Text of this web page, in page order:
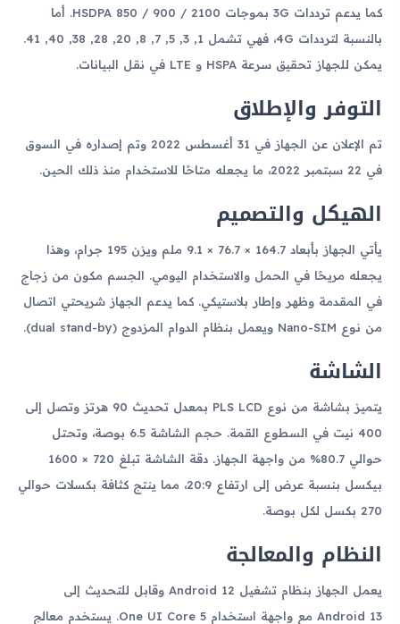
كما يدعم ترددات 3G بموجات HSDPA 850 / 900 / 2100. أما
بالنسبة لترددات 4G، فهي تشمل 1, 3, 5, 7, 8, 20, 28, 38, 40, 41.
يمكن للجهاز تحقيق سرعة HSPA و LTE في نقل البيانات.
التوفر والإطلاق
تم الإعلان عن الجهاز في 31 أغسطس 2022 وتم إصداره في السوق
في 22 سبتمبر 2022، ما يجعله متاحًا للاستخدام منذ ذلك الحين.
الهيكل والتصميم
يأتي الجهاز بأبعاد 164.7 × 76.7 × 9.1 ملم ويزن 195 جرام، وهذا
يجعله مريحًا في الحمل والاستخدام اليومي. الجسم مكون من زجاج
في المقدمة وظهر وإطار بلاستيكي. كما يدعم الجهاز شريحتي اتصال
من نوع Nano-SIM ويعمل بنظام الدوام المزدوج (dual stand-by).
الشاشة
يتميز بشاشة من نوع PLS LCD بمعدل تحديث 90 هرتز وتصل إلى
400 نيت في السطوع القمة. حجم الشاشة 6.5 بوصة، وتحتل
حوالي 80.7% من واجهة الجهاز. دقة الشاشة تبلغ 720 × 1600
بيكسل بنسبة عرض إلى ارتفاع 20:9، مما ينتج كثافة بكسلات حوالي
270 بكسل لكل بوصة.
النظام والمعالجة
يعمل الجهاز بنظام تشغيل Android 12 وقابل للتحديث إلى
Android 13 مع واجهة استخدام One UI Core 5. يستخدم معالج